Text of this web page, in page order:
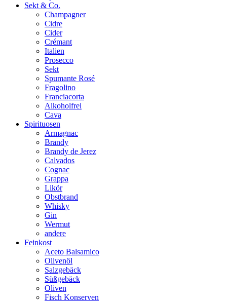
Sekt & Co.
Champagner
Cidre
Cider
Crémant
Italien
Prosecco
Sekt
Spumante Rosé
Fragolino
Franciacorta
Alkoholfrei
Cava
Spirituosen
Armagnac
Brandy
Brandy de Jerez
Calvados
Cognac
Grappa
Likör
Obstbrand
Whisky
Gin
Wermut
andere
Feinkost
Aceto Balsamico
Olivenöl
Salzgebäck
Süßgebäck
Oliven
Fisch Konserven